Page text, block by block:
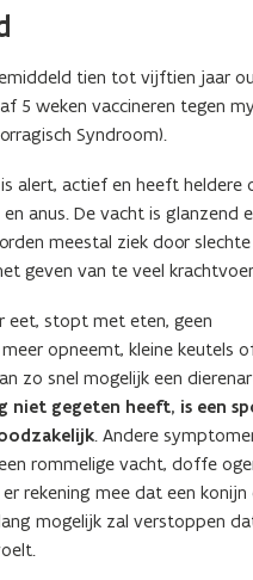
tien tot vijftien jaar
5 weken vaccineren tegen
Syndroom).
alert, actief en heeft heldere
anus. De vacht is glanzend
meestal ziek door
geven van te veel
eet, stopt met eten, geen
opneemt, kleine keutels
zo snel mogelijk een
niet gegeten heeft, is een
. Andere
rommelige vacht, doffe
rekening mee dat een konijn
mogelijk zal verstoppen